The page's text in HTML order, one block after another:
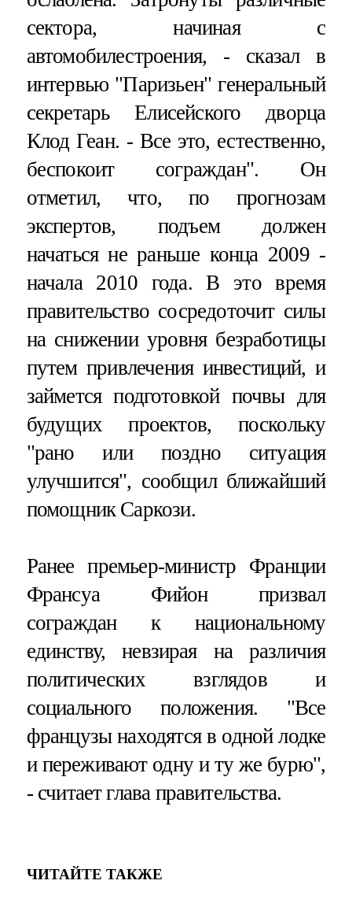
сектора, начиная с
автомобилестроения, - сказал в
интервью "Паризьен" генеральный
секретарь Елисейского дворца
Клод Геан. - Все это, естественно,
беспокоит сограждан". Он
отметил, что, по прогнозам
экспертов, подъем должен
начаться не раньше конца 2009 -
начала 2010 года. В это время
правительство сосредоточит силы
на снижении уровня безработицы
путем привлечения инвестиций, и
займется подготовкой почвы для
будущих проектов, поскольку
"рано или поздно ситуация
улучшится", сообщил ближайший
помощник Саркози.
Ранее премьер-министр Франции
Франсуа Фийон призвал
сограждан к национальному
единству, невзирая на различия
политических взглядов и
социального положения. "Все
французы находятся в одной лодке
и переживают одну и ту же бурю",
- считает глава правительства.
ЧИТАЙТЕ ТАКЖЕ